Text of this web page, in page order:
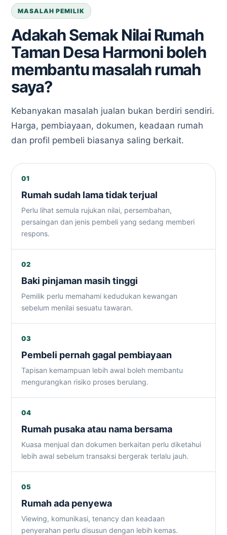
MASALAH PEMILIK
Adakah Semak Nilai Rumah
Taman Desa Harmoni boleh
membantu masalah rumah
saya?
Kebanyakan masalah jualan bukan berdiri sendiri.
Harga, pembiayaan, dokumen, keadaan rumah
dan profil pembeli biasanya saling berkait.
01
Rumah sudah lama tidak terjual
Perlu lihat semula rujukan nilai, persembahan,
persaingan dan jenis pembeli yang sedang memberi
respons.
02
Baki pinjaman masih tinggi
Pemilik perlu memahami kedudukan kewangan
sebelum menilai sesuatu tawaran.
03
Pembeli pernah gagal pembiayaan
Tapisan kemampuan lebih awal boleh membantu
mengurangkan risiko proses berulang.
04
Rumah pusaka atau nama bersama
Kuasa menjual dan dokumen berkaitan perlu diketahui
lebih awal sebelum transaksi bergerak terlalu jauh.
05
Rumah ada penyewa
Viewing, komunikasi, tenancy dan keadaan
penyerahan perlu disusun dengan lebih kemas.